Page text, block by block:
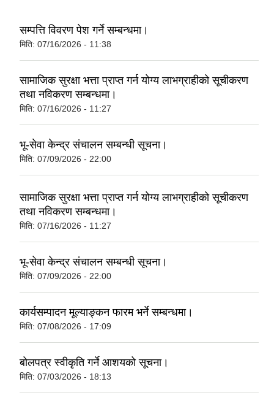
सम्पत्ति विवरण पेश गर्ने सम्बन्धमा।
मिति: 07/16/2026 - 11:38
सामाजिक सुरक्षा भत्ता प्राप्‍त गर्न योग्य लाभग्राहीको सूचीकरण
तथा नविकरण सम्बन्धमा।
मिति: 07/16/2026 - 11:27
भू-सेवा केन्द्र संचालन सम्बन्धी सूचना।
मिति: 07/09/2026 - 22:00
सामाजिक सुरक्षा भत्ता प्राप्‍त गर्न योग्य लाभग्राहीको सूचीकरण
तथा नविकरण सम्बन्धमा।
मिति: 07/16/2026 - 11:27
भू-सेवा केन्द्र संचालन सम्बन्धी सूचना।
मिति: 07/09/2026 - 22:00
कार्यसम्पादन मूल्याङ्कन फारम भर्ने सम्बन्धमा।
मिति: 07/08/2026 - 17:09
बोलपत्र स्वीकृति गर्ने आशयको सूचना।
मिति: 07/03/2026 - 18:13